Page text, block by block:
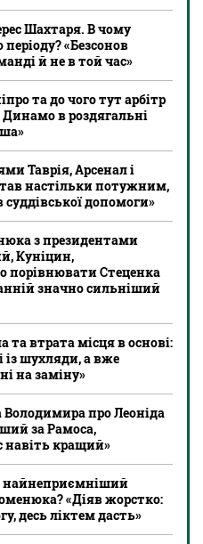
Шахтаря. В чому
«Безсонов
й не в той час»
та до чого тут арбітр
Динамо в роздягальні
Таврія, Арсенал і
настільки потужним,
допомоги»
з президентами
Куніцин,
порівнювати Стеценка
значно сильніший
та втрата місця в основі:
із шухляди, а вже
на заміну»
про Леоніда
за Рамоса,
навіть кращий»
найнеприємніший
«Діяв жорстко:
десь ліктем дасть»